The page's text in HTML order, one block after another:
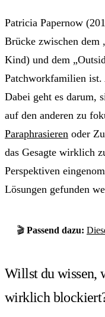
Patricia Papernow
Brücke zwischen
Kind) und dem
Patchworkfamilien ist.
Dabei geht es darum,
auf den anderen zu
Paraphrasieren oder
das Gesagte wirklich
Perspektiven
Lösungen gefunden
🎬 Passend dazu:
Willst du wissen,
wirklich